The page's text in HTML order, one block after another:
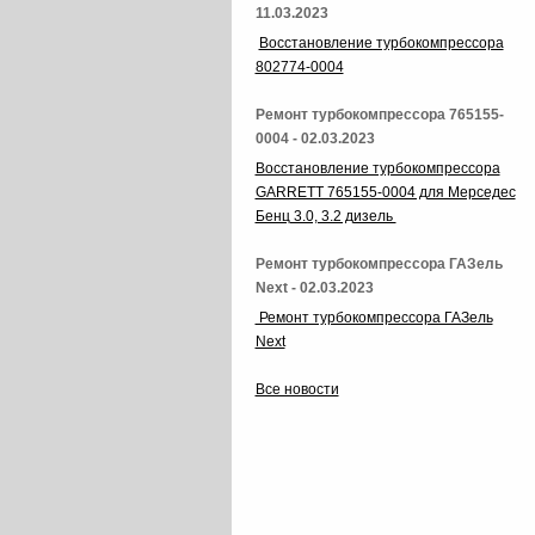
11.03.2023
Восстановление турбокомпрессора
802774-0004
Ремонт турбокомпрессора 765155-
0004 - 02.03.2023
Восстановление турбокомпрессора
GARRETT 765155-0004 для Мерседес
Бенц 3.0, 3.2 дизель
Ремонт турбокомпрессора ГАЗель
Next - 02.03.2023
Ремонт турбокомпрессора ГАЗель
Next
Все новости